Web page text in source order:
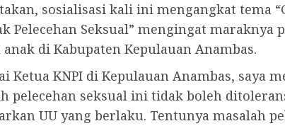
sosialisasi kali ini mengangkat tema
Pelecehan Seksual” mengingat maraknya
anak di Kabupaten Kepulauan Anambas.
Ketua KNPI di Kepulauan Anambas, saya
pelecehan seksual ini tidak boleh
UU yang berlaku. Tentunya masalah